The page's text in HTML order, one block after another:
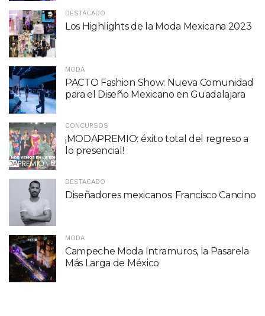
DESTACADO
Los Highlights de la Moda Mexicana 2023
MODA
PACTO Fashion Show: Nueva Comunidad
para el Diseño Mexicano en Guadalajara
CONCURSOS
¡MODAPREMIO: éxito total del regreso a
lo presencial!
DESTACADO
Diseñadores mexicanos: Francisco Cancino
MODA
Campeche Moda Intramuros, la Pasarela
Más Larga de México